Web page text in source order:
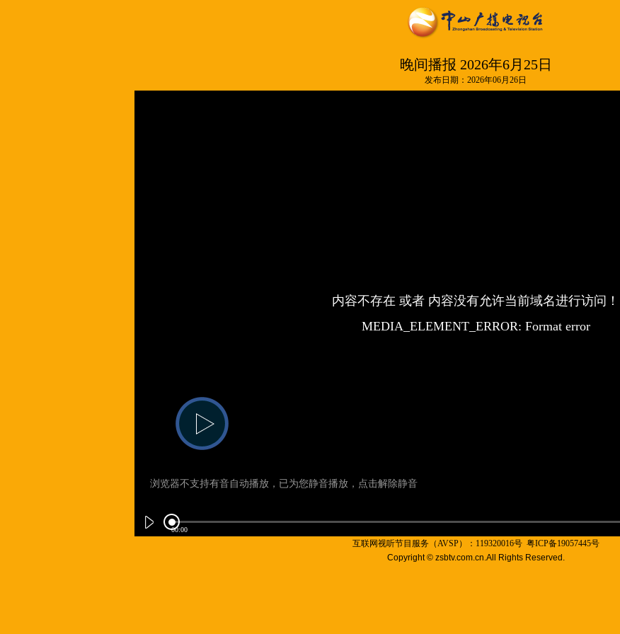
晚间播报 2026年6月25日
发布日期：2026年06月26日
互联网视听节目服务（AVSP）：119320016号 粤ICP备19057445号
Copyright © zsbtv.com.cn.All Rights Reserved.